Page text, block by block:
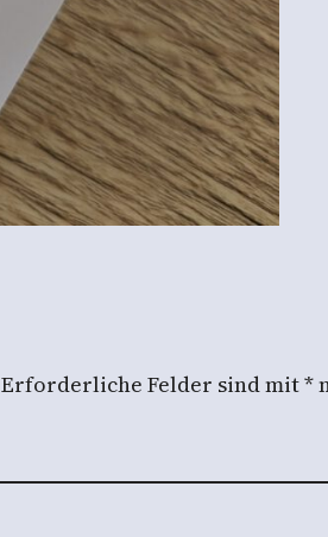
Erforderliche Felder sind mit*